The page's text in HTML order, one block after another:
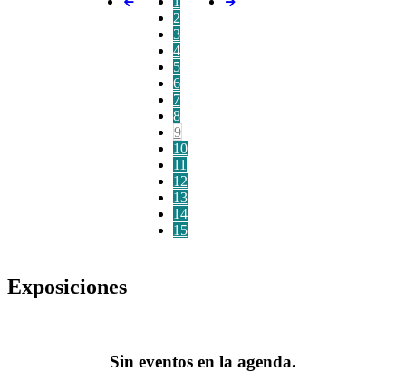
2
3
4
5
6
7
8
9
10
11
12
13
14
15
Exposiciones
Sin eventos en la agenda.